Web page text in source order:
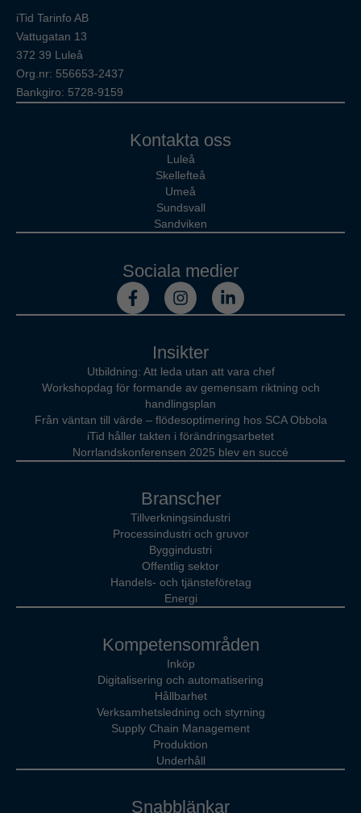
iTid Tarinfo AB
Vattugatan 13
372 39 Luleå
Org.nr: 556653-2437
Bankgiro: 5728-9159
Kontakta oss
Luleå
Skellefteå
Umeå
Sundsvall
Sandviken
Branscher
Tillverkningsindustri
Processindustri och gruvor
Byggindustri
Offentlig sektor
Handels- och tjänsteföretag
Energi
Kompetensområden
Inköp
Digitalisering och automatisering
Hållbarhet
Verksamhetsledning och styrning
Supply Chain Management
Produktion
Underhåll
Snabblänkar
Insikter
Utbildning: Att leda utan att vara chef
Workshopdag för formande av gemensam riktning och
handlingsplan
Från väntan till värde – flödesoptimering hos SCA Obbola
iTid håller takten i förändringsarbetet
Norrlandskonferensen 2025 blev en succé
Sociala medier